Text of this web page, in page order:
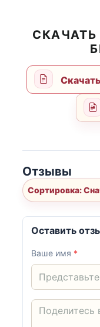
СКАЧАТЬ
Отзывы
Оставить
Ваше имя *